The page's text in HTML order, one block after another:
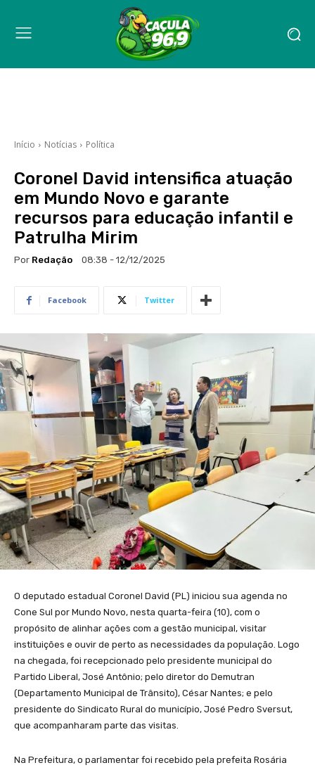
Início Notícias Política
Coronel David intensifica atuação
em Mundo Novo e garante
recursos para educação infantil e
Patrulha Mirim
Por Redação 08:38 - 12/12/2025
Facebook Twitter
O deputado estadual Coronel David (PL) iniciou sua agenda no
Cone Sul por Mundo Novo, nesta quarta-feira (10), com o
propósito de alinhar ações com a gestão municipal, visitar
instituições e ouvir de perto as necessidades da população. Logo
na chegada, foi recepcionado pelo presidente municipal do
Partido Liberal, José Antônio; pelo diretor do Demutran
(Departamento Municipal de Trânsito), César Nantes; e pelo
presidente do Sindicato Rural do município, José Pedro Sversut,
que acompanharam parte das visitas.
Na Prefeitura, o parlamentar foi recebido pela prefeita Rosária